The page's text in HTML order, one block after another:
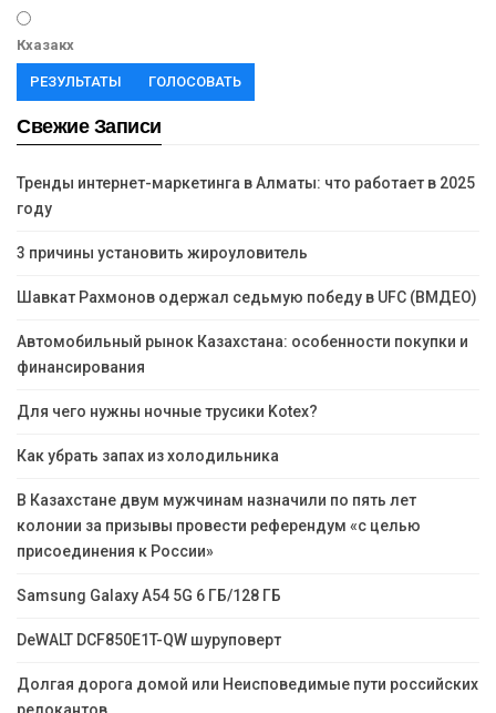
Кхазакх
РЕЗУЛЬТАТЫ ГОЛОСОВАТЬ
Свежие Записи
Тренды интернет-маркетинга в Алматы: что работает в 2025
году
3 причины установить жироуловитель
Шавкат Рахмонов одержал седьмую победу в UFC (ВМДЕО)
Автомобильный рынок Казахстана: особенности покупки и
финансирования
Для чего нужны ночные трусики Kotex?
Как убрать запах из холодильника
В Казахстане двум мужчинам назначили по пять лет
колонии за призывы провести референдум «с целью
присоединения к России»
Samsung Galaxy A54 5G 6 ГБ/128 ГБ
DeWALT DCF850E1T-QW шуруповерт
Долгая дорога домой или Неисповедимые пути российских